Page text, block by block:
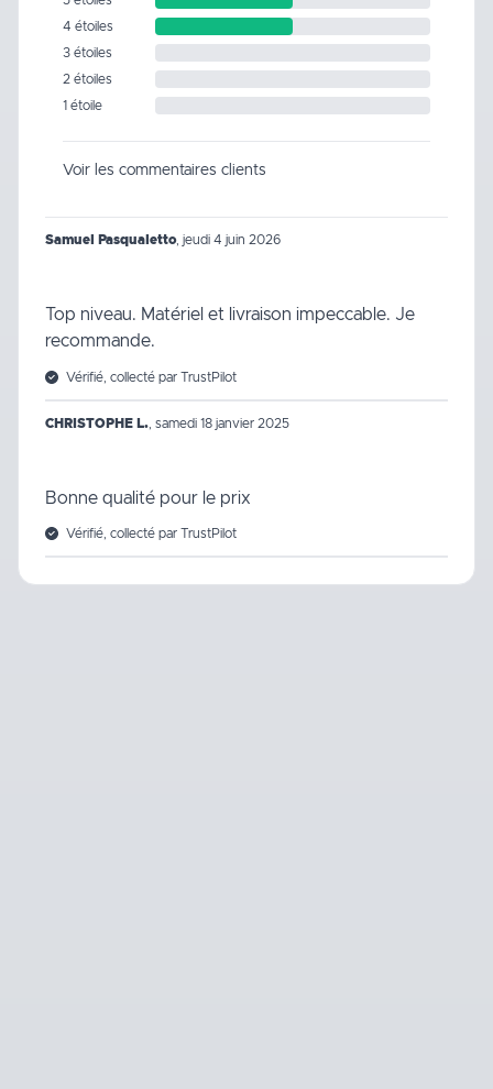
4 étoiles
3 étoiles
2 étoiles
1 étoile
Voir les commentaires clients
Samuel Pasqualetto, jeudi 4 juin 2026
Top niveau. Matériel et livraison impeccable. Je
recommande.
Vérifié, collecté par TrustPilot
CHRISTOPHE L. samedi 18 janvier 2025
Bonne qualité pour le prix
Vérifié, collecté par TrustPilot